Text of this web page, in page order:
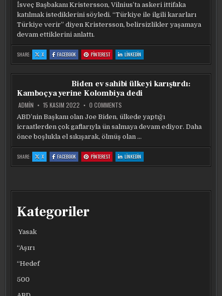
ILE
NATO’YU
GÖRÜŞEN
İSVEÇ,
TÜRKIYE’YI
ŞEY
NET
DEĞIL
İsveç Başbakanı Kristersson, Vilnius’ta askeri ittifaka
katılmak istediklerini söyledi. “Türkiye ile ilgili kararları
Türkiye verir” diyen Kristersson, belirsizlikler yaşamaya
devam ettiklerini anlattı.
SHARE: X:
ABD
ILE
GÖRÜŞEN
HIÇBIR
ŞEY
NET
DEĞIL
FACEBOOK:
ABD
ILE
GÖRÜŞEN
TÜRKIYE’YI
BEKLIYOR:
HIÇBIR
NET
DEĞIL
PINTEREST:
ABD
ILE
GÖRÜŞEN
TÜRKIYE’YI
BEKLIYOR:
HIÇBIR
ŞEY
NET
DEĞIL
LINKEDIN
ABD
ILE
GÖRÜŞEN
TÜRKIYE’YI
BEKLIYOR:
HIÇBIR
Biden ev sahibi ülkeyi karıştırdı:
Kamboçya yerine Kolombiya dedi
ADMIN 15 KASIM 2022 0 COMMENTS
EV
ÜLKEYI
KARIŞTIRDI:
KAMBOÇYA
YERINE
KOLOMBIYA
DEDI
ABD’nin Başkanı olan Joe Biden, ülkede yaptığı
icraatlerden çok gaflarıyla ün salmaya devam ediyor. Daha
önce boşlukla el sıkışarak, ölmüş olan …
SHARE: X:
BIDEN
EV
YERINE
FACEBOOK:
BIDEN
EV
YERINE
PINTEREST:
BIDEN
EV
YERINE
LINKEDIN
BIDEN
EV
YERINE
Kategoriler
Yasak
“Aşırı
“Hedef
500